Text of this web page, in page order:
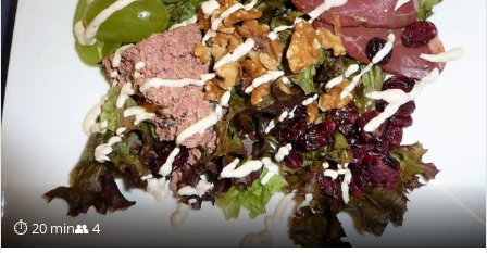
⏱ 20 min👥 4